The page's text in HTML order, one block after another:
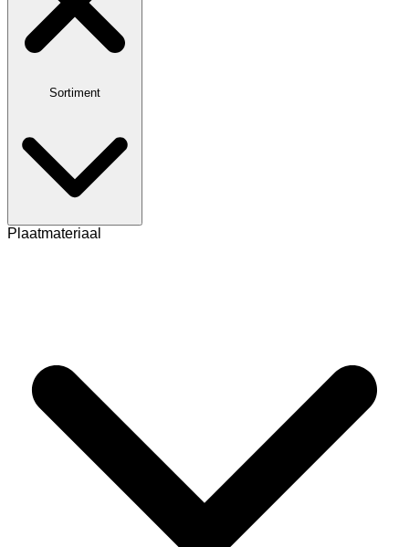
Sortiment
Plaatmateriaal